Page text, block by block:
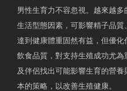
男性生育力不容忽視。越來越
生活型態因素，可影響精子品質
達到健康體重固然有益，但優
飲食品質，對支持生殖成功尤
及伴侶找出可能影響生育的營
本的策略，以改善生殖健康。